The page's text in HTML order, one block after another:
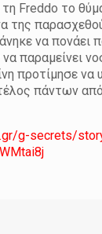
Freddo το
της
να πονάει
παραμείνει
προτίμησε να
πάντων
g-secrets/